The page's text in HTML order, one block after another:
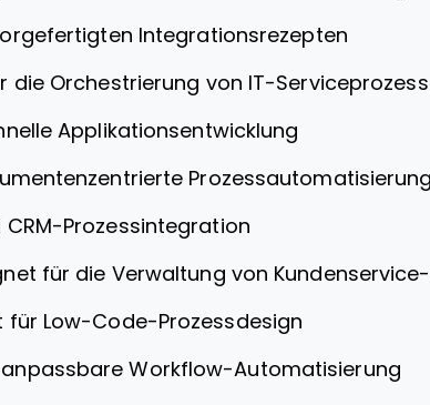
Integrationsrezepten
die Orchestrierung von IT-
Applikationsentwicklung
Prozessintegration
für die Verwaltung von
für Low-Code-Prozessdesign
Workflow-Automatisierung